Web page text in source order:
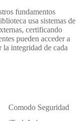
fundamentos
usa sistemas de
certificando
pueden acceder a
la integridad de cada
Comodo Seguridad